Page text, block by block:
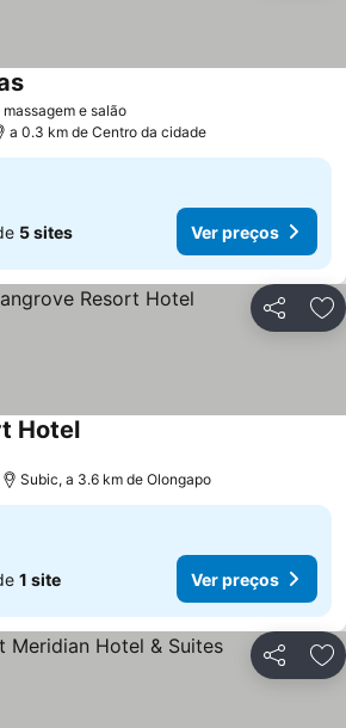
e salão
a 0.3 km de Centro da cidade
5 sites Ver preços
Partilhar
Hotel
Subic, a 3.6 km de Olongapo
1 site Ver preços
Partilhar